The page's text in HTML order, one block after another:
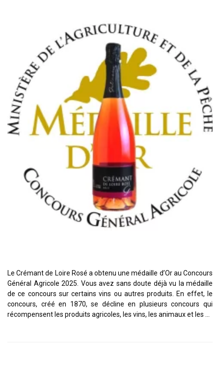
Le Crémant de Loire Rosé a obtenu une médaille d’Or au Concours
Général Agricole 2025. Vous avez sans doute déjà vu la médaille
de ce concours sur certains vins ou autres produits. En effet, le
concours, créé en 1870, se décline en plusieurs concours qui
récompensent les produits agricoles, les vins, les animaux et les …